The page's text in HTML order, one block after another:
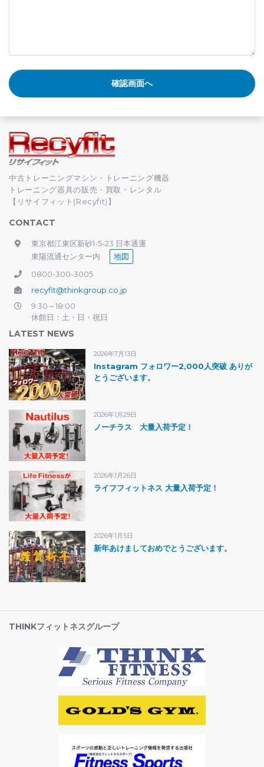
中古トレーニングマシン・トレーニング機器
トレーニング器具の販売・買取・レンタル
【リサイフィット(Recyfit)】
CONTACT
東京都江東区新砂1-5-23 日本通運
東陽流通センター内
地図
0800-300-3005
recyfit@thinkgroup.co.jp
9:30～18:00
休館日：土・日・祝日
LATEST NEWS
2026年7月13日
Instagram フォロワー2,000人突破 ありが
とうございます。
2026年1月29日
ノーチラス 大量入荷予定！
2026年1月26日
ライフフィットネス 大量入荷予定！
2026年1月5日
新年あけましておめでとうございます。
THINKフィットネスグループ